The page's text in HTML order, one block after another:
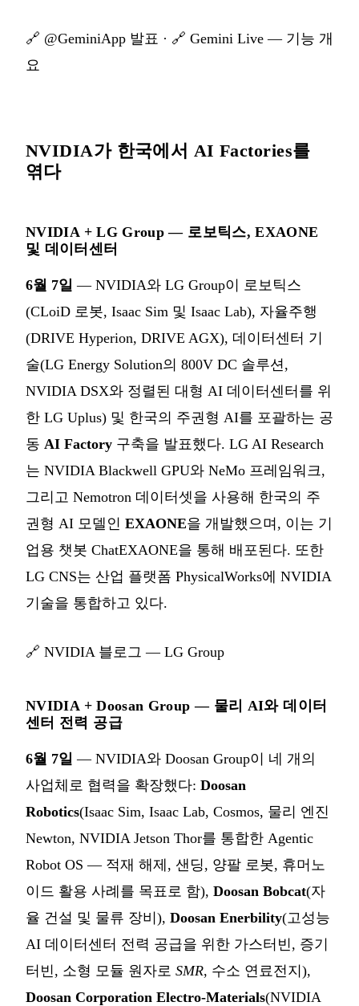
🔗 @GeminiApp 발표 · 🔗 Gemini Live — 기능 개
요
NVIDIA가 한국에서 AI Factories를
엮다
NVIDIA + LG Group — 로보틱스, EXAONE
및 데이터센터
6월 7일 — NVIDIA와 LG Group이 로보틱스
(CLoiD 로봇, Isaac Sim 및 Isaac Lab), 자율주행
(DRIVE Hyperion, DRIVE AGX), 데이터센터 기
술(LG Energy Solution의 800V DC 솔루션,
NVIDIA DSX와 정렬된 대형 AI 데이터센터를 위
한 LG Uplus) 및 한국의 주권형 AI를 포괄하는 공
동 AI Factory 구축을 발표했다. LG AI Research
는 NVIDIA Blackwell GPU와 NeMo 프레임워크,
그리고 Nemotron 데이터셋을 사용해 한국의 주
권형 AI 모델인 EXAONE을 개발했으며, 이는 기
업용 챗봇 ChatEXAONE을 통해 배포된다. 또한
LG CNS는 산업 플랫폼 PhysicalWorks에 NVIDIA
기술을 통합하고 있다.
🔗 NVIDIA 블로그 — LG Group
NVIDIA + Doosan Group — 물리 AI와 데이터
센터 전력 공급
6월 7일 — NVIDIA와 Doosan Group이 네 개의
사업체로 협력을 확장했다: Doosan
Robotics(Isaac Sim, Isaac Lab, Cosmos, 물리 엔진
Newton, NVIDIA Jetson Thor를 통합한 Agentic
Robot OS — 적재 해제, 샌딩, 양팔 로봇, 휴머노
이드 활용 사례를 목표로 함), Doosan Bobcat(자
율 건설 및 물류 장비), Doosan Enerbility(고성능
AI 데이터센터 전력 공급을 위한 가스터빈, 증기
터빈, 소형 모듈 원자로 SMR, 수소 연료전지),
Doosan Corporation Electro-Materials(NVIDIA